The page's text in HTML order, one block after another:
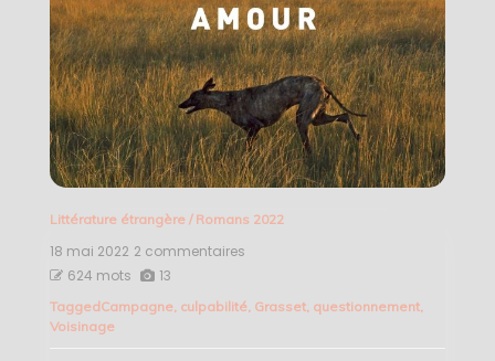
Littérature étrangère/ Romans 2022
18 mai 2022 2 commentaires
–
624 mots 13
TaggedCampagne, culpabilité Grasset, questionnement,
Voisinage